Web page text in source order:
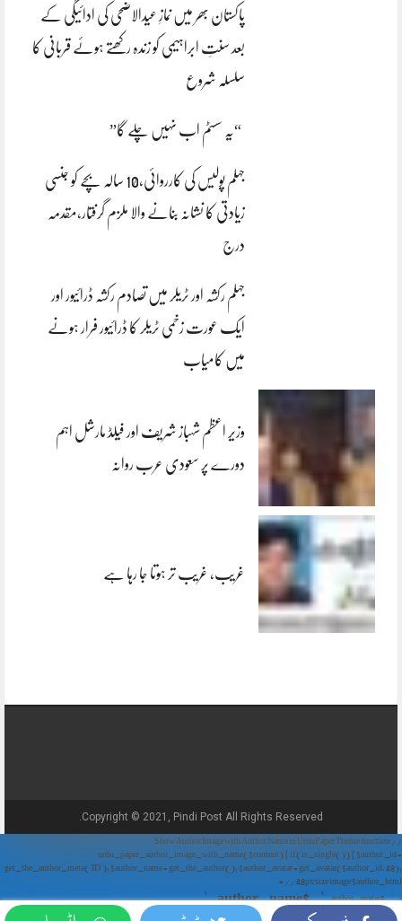
پاکستان بھر میں نمازِ عیدالاضحی کی ادائیگی کے
بعد سنتِ ابراہیمی کو زندہ رکھتے ہوئے قربانی کا
سلسلہ شروع
“یہ سسٹم اب نہیں چلے گا”
جہلم پولیس کی کارروائی،10 سالہ بچے کو جنسی
زیادتی کا نشانہ بنانے والا ملزم گرفتار،مقدمہ
درج
جہلم رکشہ اور ٹریلر میں تصادم رکشہ ڈرائیور اور
ایک عورت زخمی ٹریلر کا ڈرائیور فرار ہونے
میں کامیاب
وزیر اعظم شہباز شریف اور فیلڈ مارشل اہم
دورے پر سعودی عرب روانہ
غریب، غریب تر ہوتا جا رہا ہے
Copyright © 2021, Pindi Post All Rights Reserved.
// Show Author Image with Author Name in UrduPaper Theme function
urdu_paper_author_image_with_name($content) { if (is_single()) { $author_id =
get_the_author_meta('ID'); $author_name = get_the_author(); $author_avatar = get_avatar($author_id, 48);
// 48px size image $author_html = '
' . $author_avatar . '
' . $author_name . '